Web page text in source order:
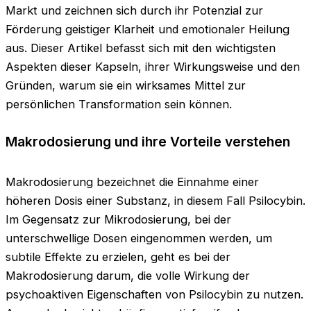
Markt und zeichnen sich durch ihr Potenzial zur
Förderung geistiger Klarheit und emotionaler Heilung
aus. Dieser Artikel befasst sich mit den wichtigsten
Aspekten dieser Kapseln, ihrer Wirkungsweise und den
Gründen, warum sie ein wirksames Mittel zur
persönlichen Transformation sein können.
Makrodosierung und ihre Vorteile verstehen
Makrodosierung bezeichnet die Einnahme einer
höheren Dosis einer Substanz, in diesem Fall Psilocybin.
Im Gegensatz zur Mikrodosierung, bei der
unterschwellige Dosen eingenommen werden, um
subtile Effekte zu erzielen, geht es bei der
Makrodosierung darum, die volle Wirkung der
psychoaktiven Eigenschaften von Psilocybin zu nutzen.